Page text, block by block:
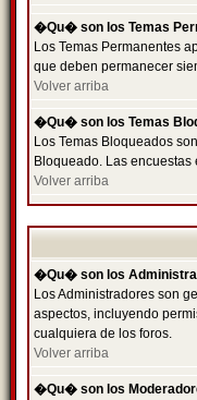
�Qu� son los Temas
Los Temas Permanentes
que deben permanecer
Volver arriba
�Qu� son los Temas
Los Temas Bloqueados
Bloqueado. Las
Volver arriba
�Qu� son los
Los Administradores son
aspectos, incluyendo
cualquiera de los foros.
Volver arriba
�Qu� son los